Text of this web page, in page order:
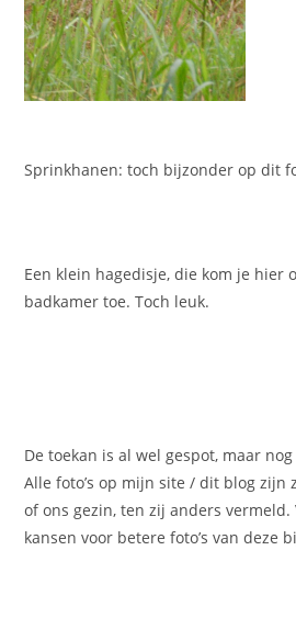
Sprinkhanen: toch bijzonder op dit
Een klein hagedisje, die kom je hier
badkamer toe. Toch leuk.
De toekan is al wel gespot, maar
Alle foto’s op mijn site / dit blog zijn
of ons gezin, ten zij anders
kansen voor betere foto’s van deze